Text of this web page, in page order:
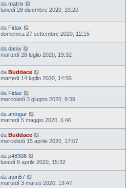
da matrix
lunedì 28 dicembre 2020, 19:20
da Fidax
domenica 27 settembre 2020, 12:15
da danix
martedì 28 luglio 2020, 19:32
da Buddace
martedì 14 luglio 2020, 14:56
da Fidax
mercoledì 3 giugno 2020, 9:39
da antogar
martedì 5 maggio 2020, 6:46
da Buddace
mercoledì 15 aprile 2020, 17:07
da p48308
lunedì 6 aprile 2020, 15:32
da aton57
martedì 3 marzo 2020, 19:47